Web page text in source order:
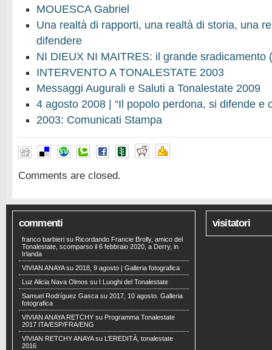
MOUESCA Gabriel
Una realtà di rapporti, una realtà di storia, una
difendere
NI DIEUX NI MAITRES: il grande sradicamento
INTERVENTO A TONALESTATE 2003
Messaggi Augurali e Saluti a Tonalestate 2009
4 agosto 2008 | “Il popolo perdona, si difende e
2003: Comunicati Stampa
Comments are closed.
commenti
franco barbieri su Ricordando Francie Brolly, amico del
Tonalestate, scomparso il 6 febbraio 2020, a Derry, in
Irlanda
VIVIAN ANAYAsu 2018, 9 agosto | Galleria fotografica
Luz Alicia Nava Olmos su I Luoghi del Tonalestate
Samuel Rodríguez Gasca su 2017, 10 agosto. Galleria
fotografica
VIVIAN ANAYA RETCHY su Programma Tonalestate
2017 ITA/ESP/FRA/ENG
VIVIAN RETCHY ANAYAsu L’EREDITÀ, tonalestate
2016
visitatori